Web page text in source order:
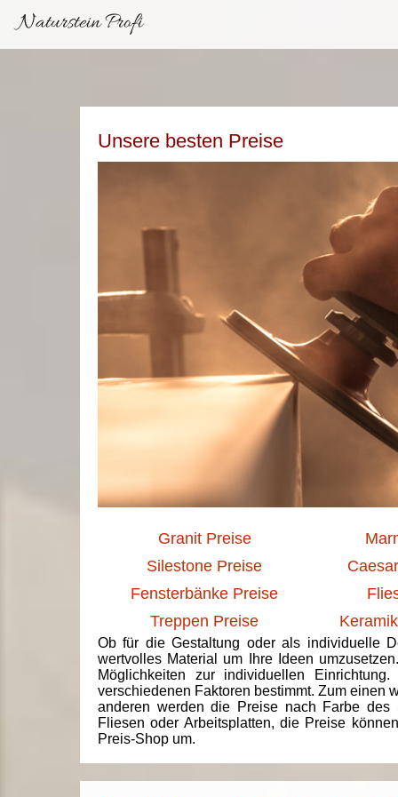
Naturstein Profi
Unsere besten Preise
Granit Preise
Silestone Preise
Fensterbänke Preise
Treppen Preise
Ob für die Gestaltung oder als individuelle
wertvolles Material um Ihre Ideen
Möglichkeiten zur individuellen
verschiedenen Faktoren bestimmt. Zum einen
anderen werden die Preise nach Farbe des
Fliesen oder Arbeitsplatten, die Preise
Preis-Shop um.